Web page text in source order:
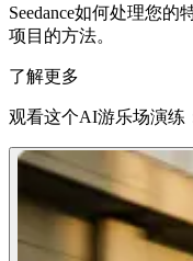
Seedance如何处理您
项目的方法。
了解更多
观看这个AI游乐场演练